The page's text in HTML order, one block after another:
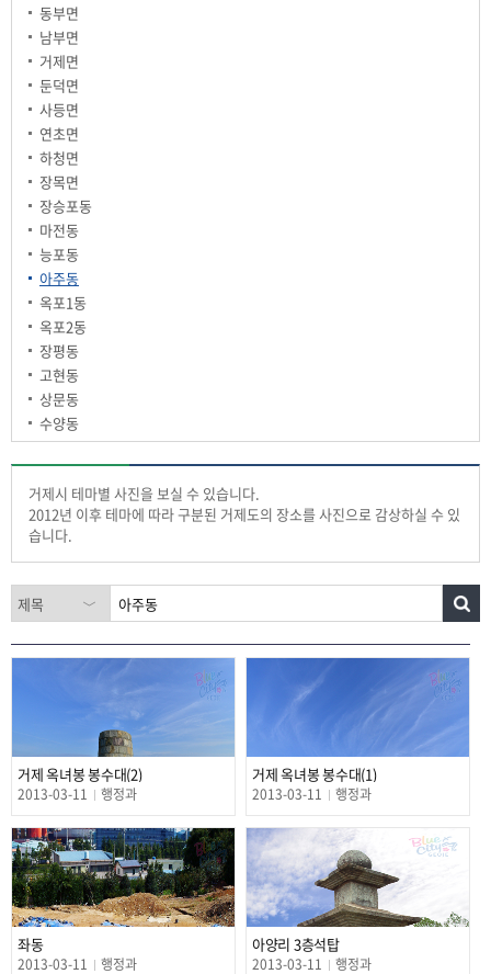
동부면
남부면
거제면
둔덕면
사등면
연초면
하청면
장목면
장승포동
마전동
능포동
아주동
옥포1동
옥포2동
장평동
고현동
상문동
수양동
거제시 테마별 사진을 보실 수 있습니다.
2012년 이후 테마에 따라 구분된 거제도의 장소를 사진으로 감상하실 수 있
습니다.
거제 옥녀봉 봉수대(2)
2013-03-11 행정과
거제 옥녀봉 봉수대(1)
2013-03-11 행정과
좌동
2013-03-11 행정과
아양리 3층석탑
2013-03-11 행정과